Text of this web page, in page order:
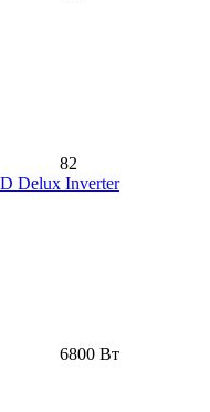
82
Delux Inverter
6800 Вт